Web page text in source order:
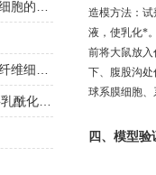
造模方法：试
液，使乳化*
前将大鼠放入
下、腹股沟处
球系膜细胞
四、模型验